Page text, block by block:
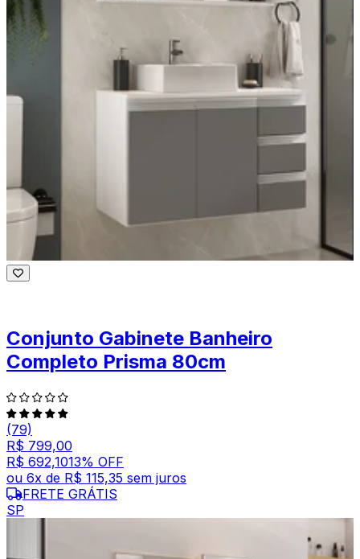
Conjunto Gabinete Banheiro
Completo Prisma 80cm
(79)
R$ 799,00
R$ 692,1013% OFF
ou 6x de R$ 115,35 sem juros
FRETE GRÁTIS
SP